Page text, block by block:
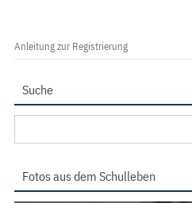
Anleitung zur Registrierung
Suche
nach:
Fotos aus dem Schulleben